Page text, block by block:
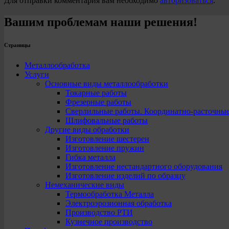
Вашим проблемам наши решения!
Страницы
Металлообработка
Услуги
Основные виды металлообработки
Токарные работы
Фрезерные работы
Сверлильные работы. Координатно-
Шлифовальные работы
Другие виды обработки
Изготовление шестерен
Изготовление пружин
Гибка металла
Изготовление нестандартного оборудования
Изготовление изделий по образцу
Немеханические виды
Термообработка Металла
Электроэрозионная обработка
Производство РТИ
Кузнечное производство